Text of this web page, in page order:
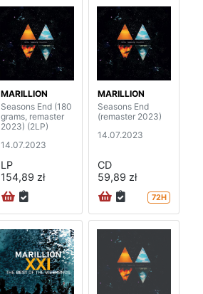
MARILLION
Seasons End (180
grams, remaster
2023) (2LP)
14.07.2023
LP
154,89 zł
MARILLION
Seasons End
(remaster 2023)
14.07.2023
CD
59,89 zł
72H